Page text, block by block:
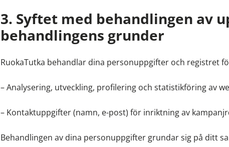
3. Syftet med behandlingen av
behandlingens grunder
RuokaTutka behandlar dina personuppgifter och registret
– Analysering, utveckling, profilering och statistikföring av
– Kontaktuppgifter (namn, e-post) för inriktning av
Behandlingen av dina personuppgifter grundar sig på ditt